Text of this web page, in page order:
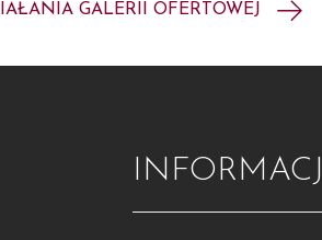
GALERII OFERTOWEJ